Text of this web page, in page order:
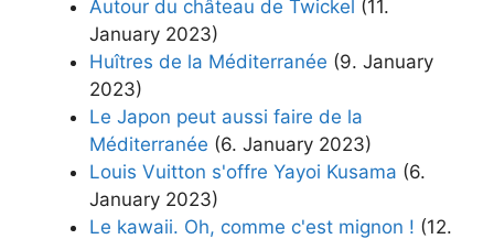
Autour du château de Twickel (11.
January 2023)
Huîtres de la Méditerranée (9. January
2023)
Le Japon peut aussi faire de la
Méditerranée (6. January 2023)
Louis Vuitton s'offre Yayoi Kusama (6.
January 2023)
Le kawaii. Oh, comme c'est mignon ! (12.